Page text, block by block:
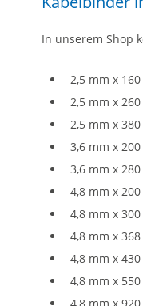
In unserem Shop
2,5 mm x
2,5 mm x
2,5 mm x
3,6 mm x
3,6 mm x
4,8 mm x
4,8 mm x
4,8 mm x
4,8 mm x
4,8 mm x